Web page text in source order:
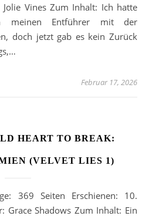
Vines Zum Inhalt: Ich hatte
meinen Entführer mit der
doch jetzt gab es kein Zurück
Februar 17, 2026
HEART TO BREAK:
(VELVET LIES 1)
Grace Shadows Zum Inhalt: Ein